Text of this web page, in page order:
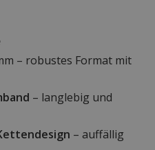
– robustes Format mit
– langlebig und
– auffällig